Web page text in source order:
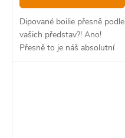
Dipované boilie přesně podle
vašich představ?! Ano!
Přesně to je náš absolutní
bestseller v novém balení.